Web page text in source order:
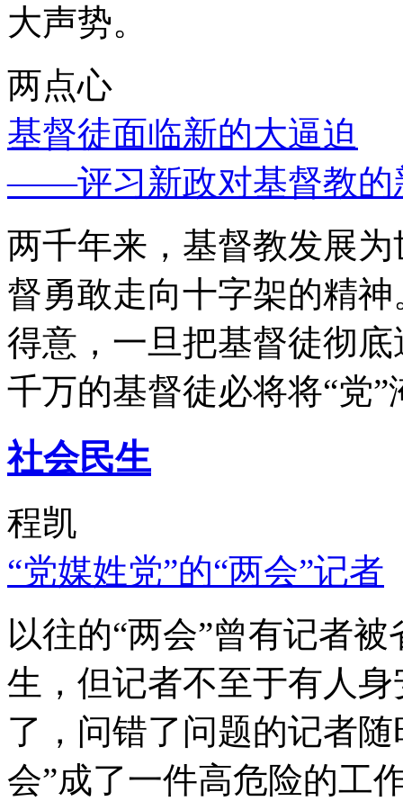
大声势。
两点心
基督徒面临新的大逼迫
——评习新政对基督教的
两千年来，基督教发展
督勇敢走向十字架的精
得意，一旦把基督徒彻
千万的基督徒必将将“党”
社会民生
程凯
“党媒姓党”的“两会”记者
以往的“两会”曾有记者
生，但记者不至于有人
了，问错了问题的记者
会”成了一件高危险的工